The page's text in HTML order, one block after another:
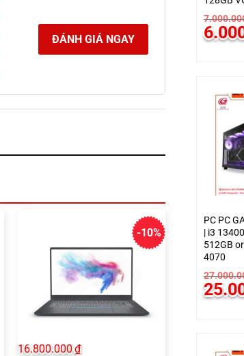
Giá
gốc
PC PC
| i3
512GB
4070
Giá
gốc
ĐÁNH GIÁ NGAY
-10%
16.800.000₫